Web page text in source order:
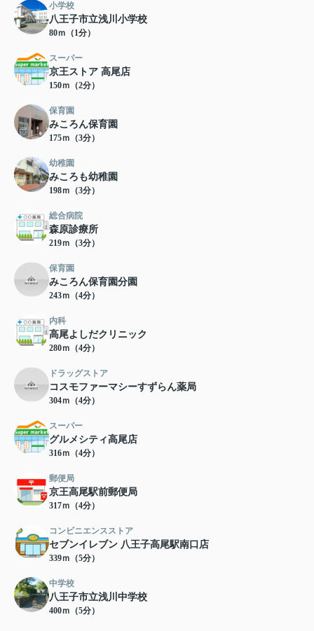
小学校
八王子市立浅川小学校
80ｍ（1分）
スーパー
京王ストア 高尾店
150ｍ（2分）
保育園
みころん保育園
175ｍ（3分）
幼稚園
みころも幼稚園
198ｍ（3分）
総合病院
森原診療所
219ｍ（3分）
保育園
みころん保育園分園
243ｍ（4分）
内科
高尾よしだクリニック
280ｍ（4分）
ドラッグストア
コスモファーマシーすずらん薬局
304ｍ（4分）
スーパー
グルメシティ高尾店
316ｍ（4分）
郵便局
京王高尾駅前郵便局
317ｍ（4分）
コンビニエンスストア
セブンイレブン 八王子高尾駅南口店
339ｍ（5分）
中学校
八王子市立浅川中学校
400ｍ（5分）